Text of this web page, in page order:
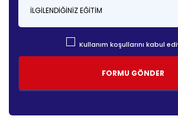
İLGILENDIĞINIZ EĞITIM
Kullanım koşullarını kabul